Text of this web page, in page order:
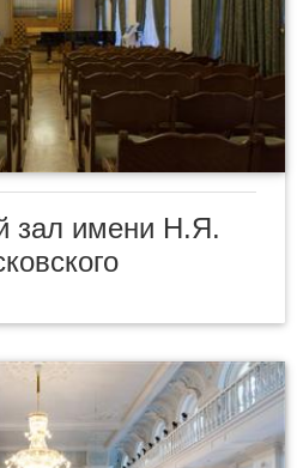
зал имени Н.Я.